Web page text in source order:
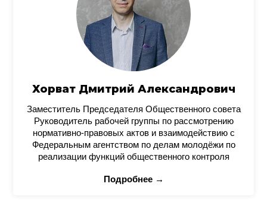
Хорват Дмитрий Александрович
Заместитель Председателя Общественного совета
Руководитель рабочей группы по рассмотрению
нормативно-правовых актов и взаимодействию с
Федеральным агентством по делам молодёжи по
реализации функций общественного контроля
Подробнее →